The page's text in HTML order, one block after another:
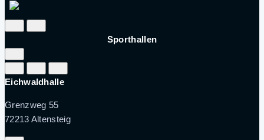
Sporthallen
Eichwaldhalle
Grenzweg 55
72213 Altensteig